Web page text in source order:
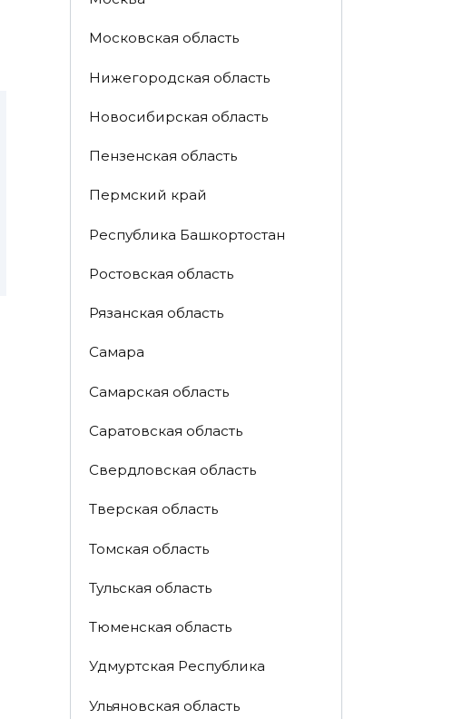
Московская область
Нижегородская область
Новосибирская область
Пензенская область
Пермский край
Республика Башкортостан
Ростовская область
Рязанская область
Самара
Самарская область
Саратовская область
Свердловская область
Тверская область
Томская область
Тульская область
Тюменская область
Удмуртская Республика
Ульяновская область